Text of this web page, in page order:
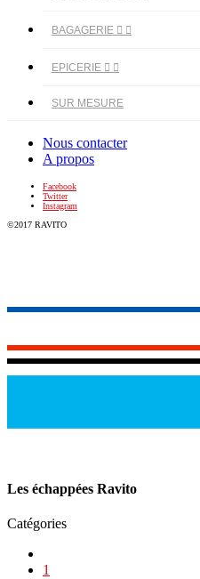
BAGAGERIE  
EPICERIE  
SUR MESURE
Nous contacter
A propos
Facebook
Twitter
Instagram
©2017 RAVITO
Les échappées Ravito
Catégories
1